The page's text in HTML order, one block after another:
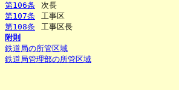
第106条
次長
第107条
工事区
第108条
工事区長
附則
鉄道局の所管区域
鉄道局管理部の所管区域